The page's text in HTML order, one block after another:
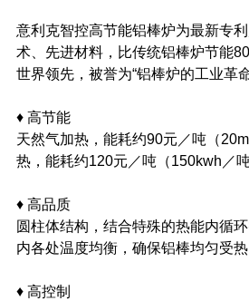
意利克智控高节能铝棒炉为最新专
术、先进材料，比传统铝棒炉节能
世界领先，被誉为“铝棒炉的工业革命
♦ 高节能
天然气加热，能耗约90元／吨（
热，能耗约120元／吨（150kwh／
♦ 高品质
圆柱体结构，结合特殊的热能内循
内各处温度均衡，确保铝棒均匀受热
♦ 高控制